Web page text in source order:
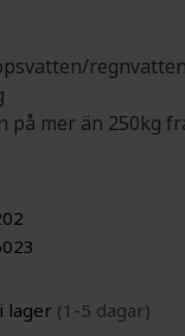
regnvatten
på mer än 250kg
lager (1-5 dagar)